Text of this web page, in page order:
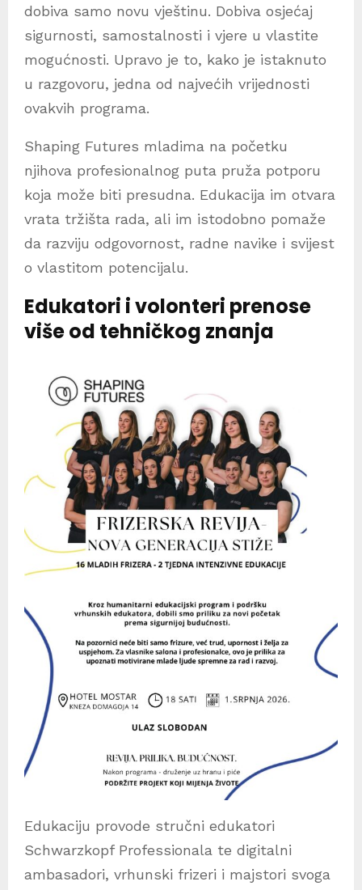
dobiva samo novu vještinu. Dobiva osjećaj
sigurnosti, samostalnosti i vjere u vlastite
mogućnosti. Upravo je to, kako je istaknuto
u razgovoru, jedna od najvećih vrijednosti
ovakvih programa.
Shaping Futures mladima na početku
njihova profesionalnog puta pruža potporu
koja može biti presudna. Edukacija im otvara
vrata tržišta rada, ali im istodobno pomaže
da razviju odgovornost, radne navike i svijest
o vlastitom potencijalu.
Edukatori i volonteri prenose
više od tehničkog znanja
Edukaciju provode stručni edukatori
Schwarzkopf Professionala te digitalni
ambasadori, vrhunski frizeri i majstori svoga